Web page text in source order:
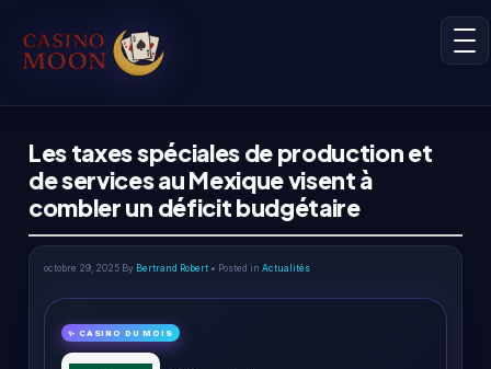
Les taxes spéciales de production et
de services au Mexique visent à
combler un déficit budgétaire
octobre 29, 2025 By Bertrand Robert • Posted in Actualités
✨ CASINO DU MOIS